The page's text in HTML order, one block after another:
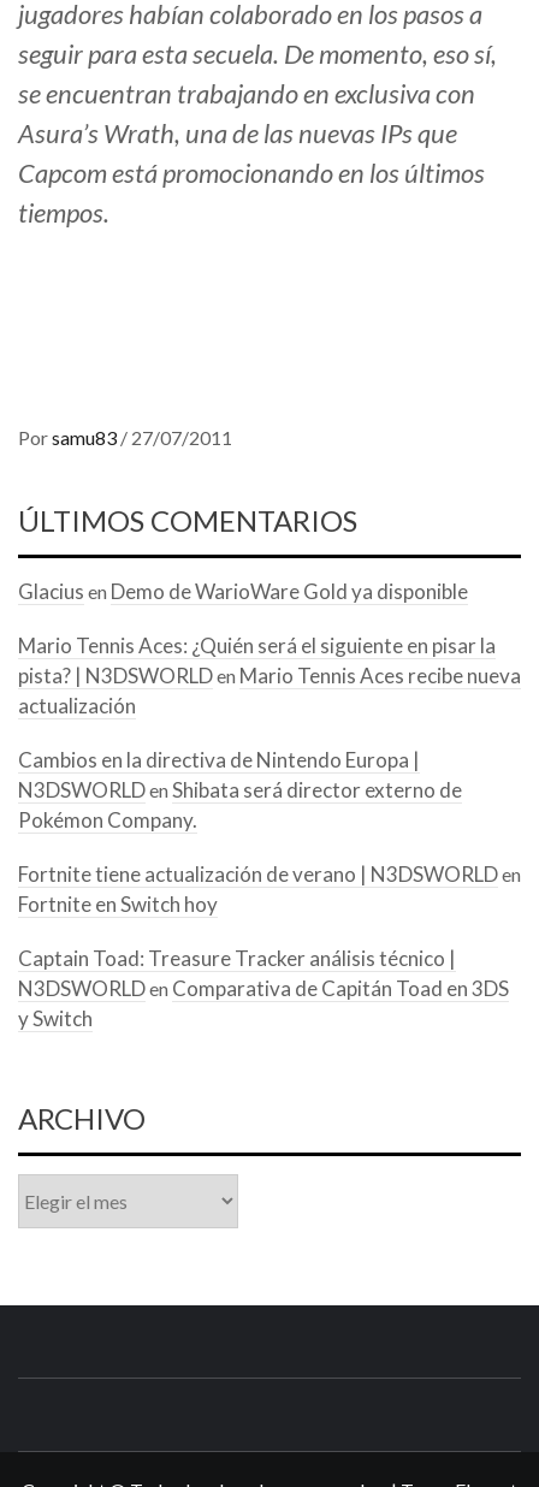
jugadores habían colaborado en los pasos a
seguir para esta secuela. De momento, eso sí,
se encuentran trabajando en exclusiva con
Asura’s Wrath, una de las nuevas IPs que
Capcom está promocionando en los últimos
tiempos.
Porsamu83 / 27/07/2011
ÚLTIMOS COMENTARIOS
Glacius en Demo de WarioWare Gold ya disponible
Mario Tennis Aces: ¿Quién será el siguiente en pisar la
pista? | N3DSWORLDen Mario Tennis Aces recibe nueva
actualización
Cambios en la directiva de Nintendo Europa |
N3DSWORLDen Shibata será director externo de
Pokémon Company.
Fortnite tiene actualización de verano | N3DSWORLDen
Fortnite en Switch hoy
Captain Toad: Treasure Tracker análisis técnico |
N3DSWORLDen Comparativa de Capitán Toad en 3DS
y Switch
ARCHIVO